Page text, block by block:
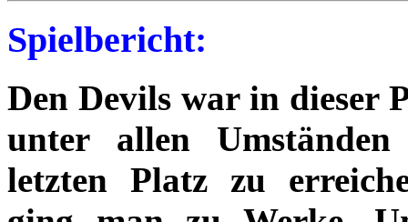
Spielbericht:
Den Devils war in dieser
unter allen
letzten Platz zu